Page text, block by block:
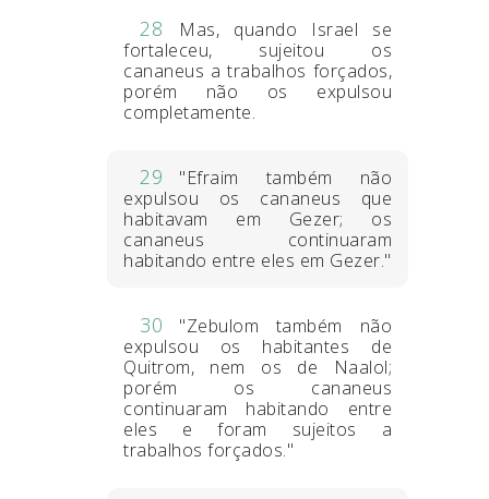
28
Mas, quando Israel se
fortaleceu, sujeitou os
cananeus a trabalhos forçados,
porém não os expulsou
completamente.
29
"Efraim também não
expulsou os cananeus que
habitavam em Gezer; os
cananeus continuaram
habitando entre eles em Gezer."
30
"Zebulom também não
expulsou os habitantes de
Quitrom, nem os de Naalol;
porém os cananeus
continuaram habitando entre
eles e foram sujeitos a
trabalhos forçados."